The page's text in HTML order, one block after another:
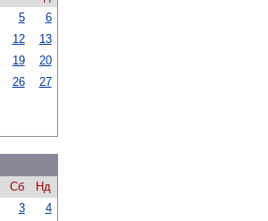
5
6
12
13
19
20
26
27
Сб
Нд
3
4